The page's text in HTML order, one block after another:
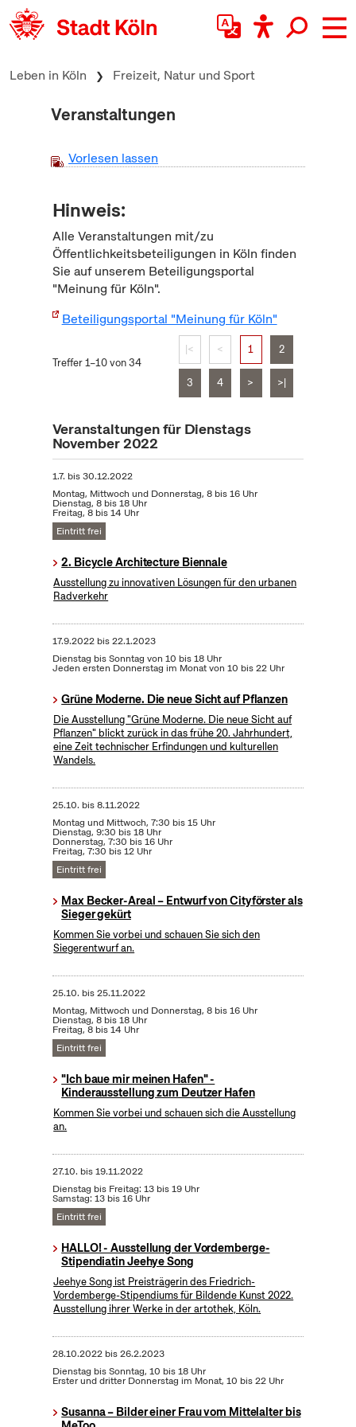
zum Inhalt springen
Leben in Köln Freizeit, Natur und Sport
Veranstaltungen
Vorlesen lassen
Hinweis:
Alle Veranstaltungen mit/zu
Öffentlichkeitsbeteiligungen in Köln finden
Sie auf unserem Beteiligungsportal
"Meinung für Köln".
Beteiligungsportal "Meinung für Köln"
Treffer 1–10 von 34
|< < 1 2
3 4 > >|
Veranstaltungen für Dienstags
November 2022
1.7. bis30.12.2022
Montag, Mittwoch und Donnerstag, 8 bis 16 Uhr
Dienstag, 8 bis 18 Uhr
Freitag, 8 bis 14 Uhr
Eintritt frei
2. Bicycle Architecture Biennale
Ausstellung zu innovativen Lösungen für den urbanen
Radverkehr
17.9.2022bis22.1.2023
Dienstag bis Sonntag von 10 bis 18 Uhr
Jeden ersten Donnerstag im Monat von 10 bis 22 Uhr
Grüne Moderne. Die neue Sicht auf Pflanzen
Die Ausstellung "Grüne Moderne. Die neue Sicht auf
Pflanzen" blickt zurück in das frühe 20. Jahrhundert,
eine Zeit technischer Erfindungen und kulturellen
Wandels.
25.10. bis8.11.2022
Montag und Mittwoch, 7:30 bis 15 Uhr
Dienstag, 9:30 bis 18 Uhr
Donnerstag, 7:30 bis 16 Uhr
Freitag, 7:30 bis 12 Uhr
Eintritt frei
Max Becker-Areal – Entwurf von Cityförster als
Sieger gekürt
Kommen Sie vorbei und schauen Sie sich den
Siegerentwurf an.
25.10. bis25.11.2022
Montag, Mittwoch und Donnerstag, 8 bis 16 Uhr
Dienstag, 8 bis 18 Uhr
Freitag, 8 bis 14 Uhr
Eintritt frei
"Ich baue mir meinen Hafen" -
Kinderausstellung zum Deutzer Hafen
Kommen Sie vorbei und schauen sich die Ausstellung
an.
27.10. bis19.11.2022
Dienstag bis Freitag: 13 bis 19 Uhr
Samstag: 13 bis 16 Uhr
Eintritt frei
HALLO! - Ausstellung der Vordemberge-
Stipendiatin Jeehye Song
Jeehye Song ist Preisträgerin des Friedrich-
Vordemberge-Stipendiums für Bildende Kunst 2022.
Ausstellung ihrer Werke in der artothek, Köln.
28.10.2022bis26.2.2023
Dienstag bis Sonntag, 10 bis 18 Uhr
Erster und dritter Donnerstag im Monat, 10 bis 22 Uhr
Susanna – Bilder einer Frau vom Mittelalter bis